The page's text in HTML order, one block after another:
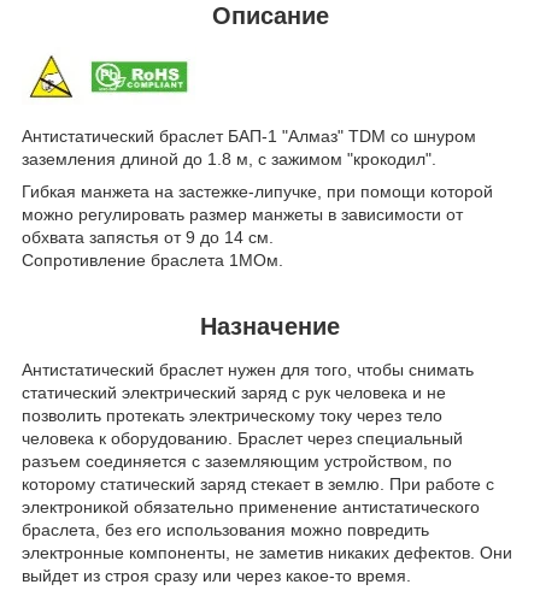
Описание
Антистатический браслет БАП-1 "Алмаз" TDM со шнуром
заземления длиной до 1.8 м, с зажимом "крокодил".
Гибкая манжета на застежке-липучке, при помощи которой
можно регулировать размер манжеты в зависимости от
обхвата запястья от 9 до 14 см.
Cопротивление браслета 1МОм.
Назначение
Антистатический браслет нужен для того, чтобы снимать
статический электрический заряд с рук человека и не
позволить протекать электрическому току через тело
человека к оборудованию. Браслет через специальный
разъем соединяется с заземляющим устройством, по
которому статический заряд стекает в землю. При работе с
электроникой обязательно применение антистатического
браслета, без его использования можно повредить
электронные компоненты, не заметив никаких дефектов. Они
выйдет из строя сразу или через какое-то время.